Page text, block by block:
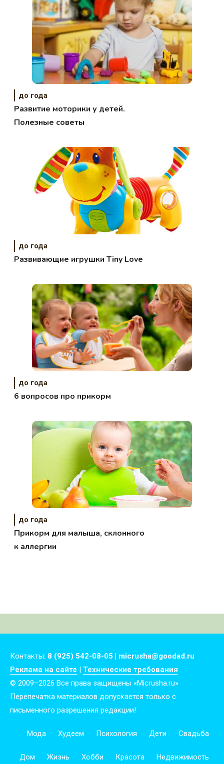
до года
Развитие моторики у детей.
Полезные советы
до года
Развивающие игрушки Tiny Love
до года
6 вопросов про прикорм
до года
Прикорм для малыша, склонного
к аллергии
Контакты: 8 (925) 542-08-05 | micrusha@goodad.ru
Реклама на сайте | Технические требования
© 2009–2026 Все права защищены «Micrusha.ru»
Перепечатка материалов допускается только с
письменного разрешения редакции!
Мода Худеем Психология Дети Свадьба
Дом Жизнь Хобби Красота Недвижимость